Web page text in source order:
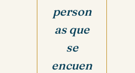
person
as que
se
encuen